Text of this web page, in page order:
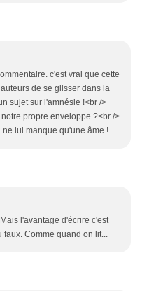
c'est vrai que cette
de se glisser dans la
sujet sur l'amnésie !<br />
propre enveloppe ?<br />
lui manque qu'une âme !
l'avantage d'écrire c'est
Comme quand on lit...